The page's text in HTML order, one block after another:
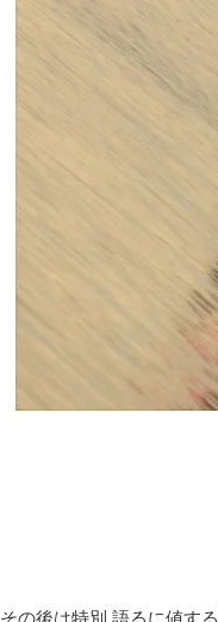
その後は特別 語るに値す